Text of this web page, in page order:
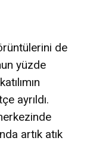
de
yüzde
ayrıldı.
artık atık